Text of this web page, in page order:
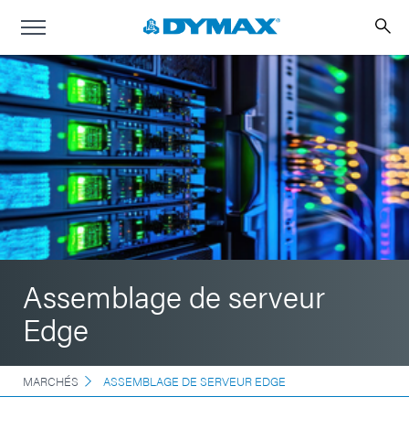
Assemblage de serveur
Edge
MARCHÉS ASSEMBLAGE DE SERVEUR EDGE